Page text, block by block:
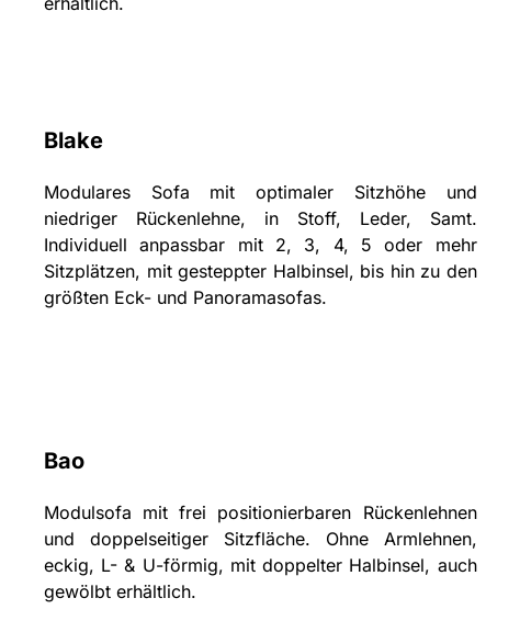
Blake
Modulares Sofa mit optimaler Sitzhöhe und
niedriger Rückenlehne, in Stoff, Leder, Samt.
Individuell anpassbar mit 2, 3, 4, 5 oder mehr
Sitzplätzen, mit gesteppter Halbinsel, bis hin zu den
größten Eck- und Panoramasofas.
Bao
Modulsofa mit frei positionierbaren Rückenlehnen
und doppelseitiger Sitzfläche. Ohne Armlehnen,
eckig, L- & U-förmig, mit doppelter Halbinsel, auch
gewölbt erhältlich.